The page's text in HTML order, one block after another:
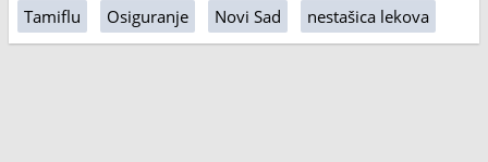
Tamiflu Osiguranje Novi Sad nestašica lekova